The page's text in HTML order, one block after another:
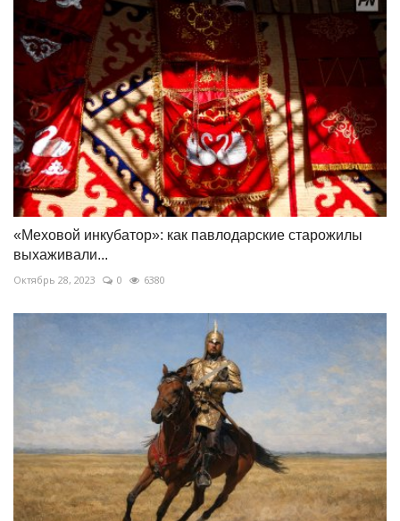
«Меховой инкубатор»: как павлодарские старожилы
выхаживали...
Октябрь 28, 2023 0 6380